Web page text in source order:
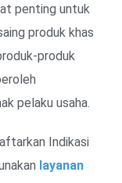
penting untuk
produk khas
produk
pelaku usaha.
Indikasi
layanan